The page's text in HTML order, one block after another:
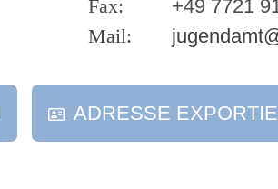
+49 7721
ADRESSE